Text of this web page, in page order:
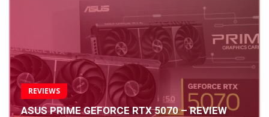
REVIEWS
ASUS PRIME GEFORCE RTX 5070 – REVIEW